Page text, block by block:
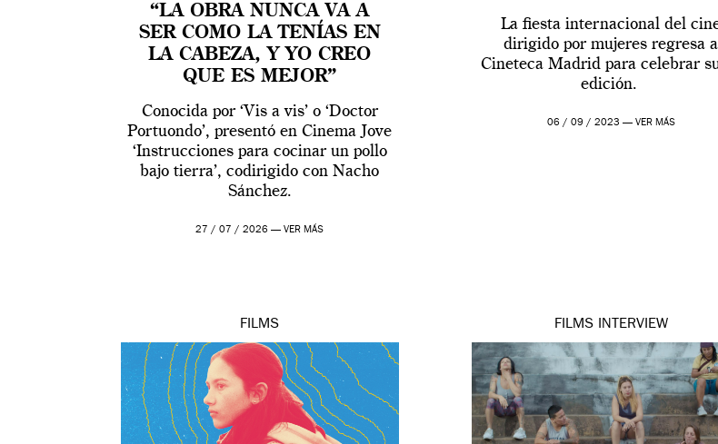
“LA OBRA NUNCA VA A
SER COMO LA TENÍAS EN
LA CABEZA, Y YO CREO
QUE ES MEJOR”
Conocida por ‘Vis a vis’ o ‘Doctor
Portuondo’, presentó en Cinema Jove
‘Instrucciones para cocinar un pollo
bajo tierra’, codirigido con Nacho
Sánchez.
27 / 07 / 2026 —VER MÁS
La fiesta internacional del
dirigido por mujeres regresa a
Cineteca Madrid para celebrar
edición.
06 / 09 / 2023 — VER MÁS
FILMS FILMS INTERVIEW